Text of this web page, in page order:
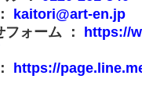
kaitori@art-en.jp
ォーム ： https://
https://